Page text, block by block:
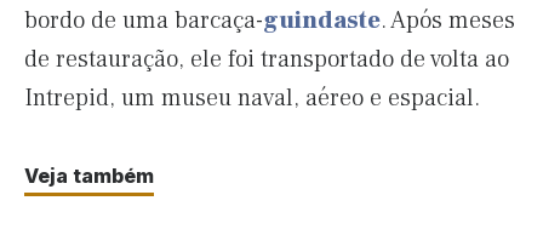
bordo de uma barcaça-guindaste. Após meses
de restauração, ele foi transportado de volta ao
Intrepid, um museu naval, aéreo e espacial.
Veja também